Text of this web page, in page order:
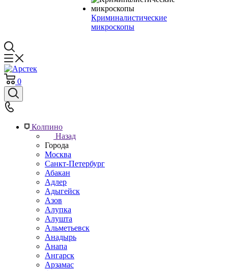
Криминалистические
микроскопы
0
Колпино
Назад
Города
Москва
Санкт-Петербург
Абакан
Адлер
Адыгейск
Азов
Алупка
Алушта
Альметьевск
Анадырь
Анапа
Ангарск
Арзамас